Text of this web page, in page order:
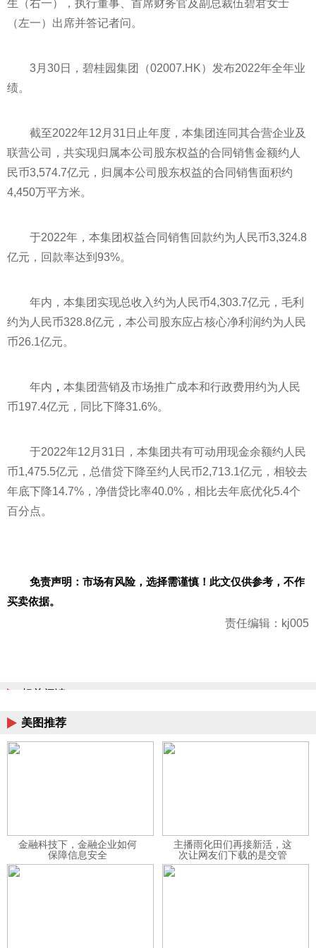
生（右一），执行董事、首席财务官及副总裁伍碧君女士
（左一）出席并答记者问。
3月30日，碧桂园集团（02007.HK）发布2022年全年业
绩。
截至2022年12月31日止年度，本集团连同其合营企业及
联营公司，共实现归属本公司股东权益的合同销售金额约人
民币3,574.7亿元，归属本公司股东权益的合同销售面积约
4,450万平方米。
于2022年，本集团权益合同销售回款约为人民币3,324.8
亿元，回款率达到93%。
年内，本集团实现总收入约为人民币4,303.7亿元，毛利
约为人民币328.8亿元，本公司股东应占核心净利润约为人民
币26.1亿元。
年内 ， 本集团营销及市场推广成本和行政费用约为人民
币197.4亿元，同比下降31.6%。
于2022年12月31日，本集团共有可动用现金余额约人民
币1,475.5亿元，总借贷下降至约人民币2,713.1亿元，相较去
年底下降14.7%，净借贷比率40.0%，相比去年底优化5.4个
百分点。
免责声明：市场有风险，选择需谨慎！此文仅供参考，不作
买卖依据。
责任编辑：kj005
相关阅读
美图推荐
金融科技下，金融企业如何
保障信息安全
主播雨化田们再接新活，这
次让网友们下载的是交管
12123APP